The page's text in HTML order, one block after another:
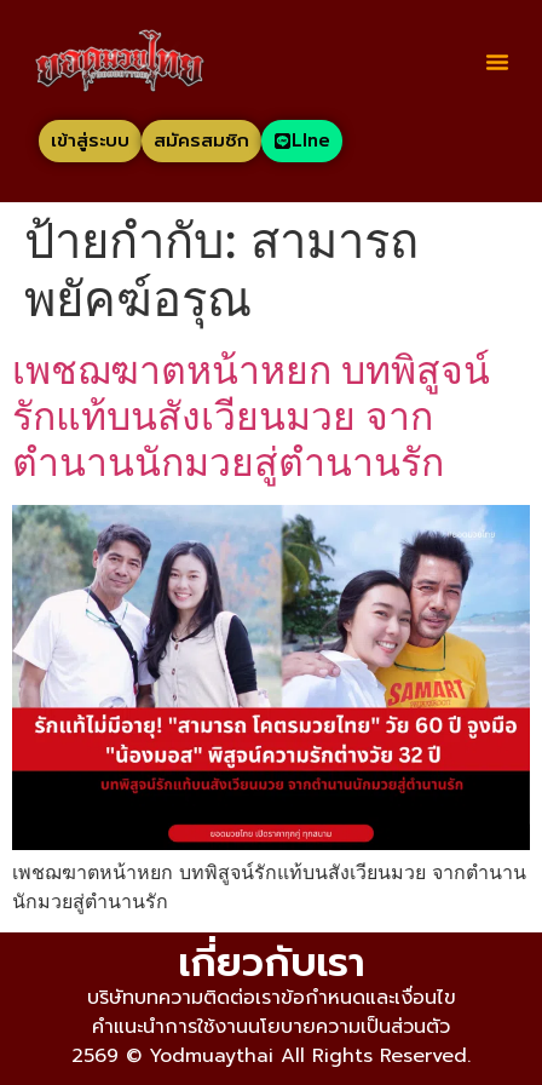
เข้าสู่ระบบ สมัครสมชิก LIne
ป้ายกำกับ: สามารถ
พยัคฆ์อรุณ
เพชฌฆาตหน้าหยก บทพิสูจน์
รักแท้บนสังเวียนมวย จาก
ตำนานนักมวยสู่ตำนานรัก
เพชฌฆาตหน้าหยก บทพิสูจน์รักแท้บนสังเวียนมวย จากตำนาน
นักมวยสู่ตำนานรัก
เกี่ยวกับเรา
บริษัทบทความติดต่อเราข้อกำหนดและเงื่อนไข
คำแนะนำการใช้งานนโยบายความเป็นส่วนตัว
2569 © Yodmuaythai All Rights Reserved.